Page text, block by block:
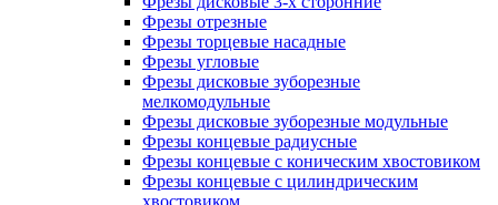
Фрезы отрезные
Фрезы торцевые насадные
Фрезы угловые
Фрезы дисковые зуборезные
мелкомодульные
Фрезы дисковые зуборезные модульные
Фрезы концевые радиусные
Фрезы концевые с коническим хвостовиком
Фрезы концевые с цилиндрическим
хвостовиком